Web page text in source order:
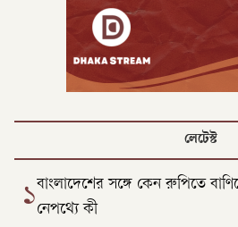
লেটেস্ট
১বাংলাদেশের সঙ্গে কেন রুপিতে
নেপথ্যে কী